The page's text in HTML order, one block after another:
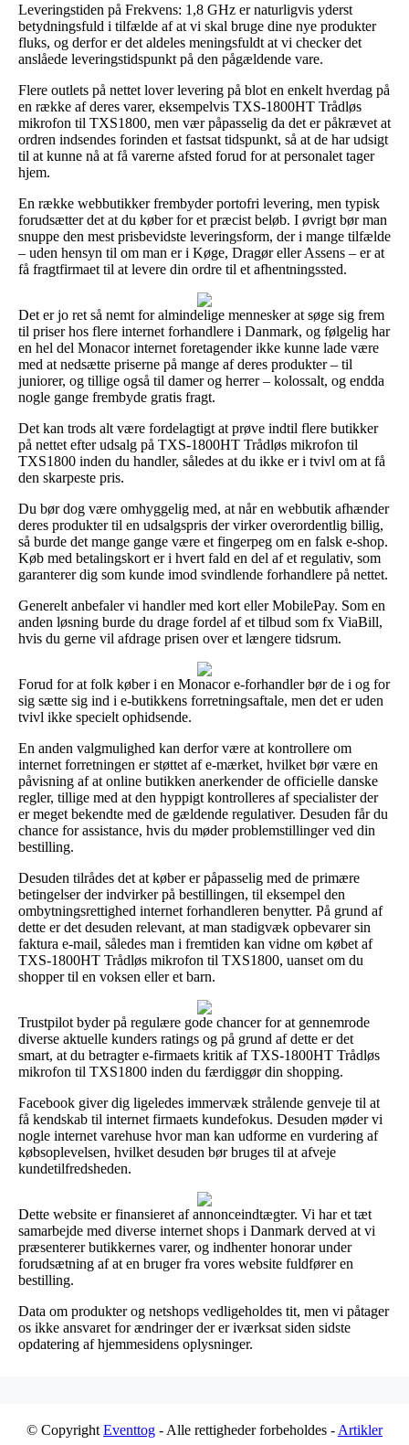
Leveringstiden på Frekvens: 1,8 GHz er naturligvis yderst
betydningsfuld i tilfælde af at vi skal bruge dine nye produkter
fluks, og derfor er det aldeles meningsfuldt at vi checker det
anslåede leveringstidspunkt på den pågældende vare.
Flere outlets på nettet lover levering på blot en enkelt hverdag på
en række af deres varer, eksempelvis TXS-1800HT Trådløs
mikrofon til TXS1800, men vær påpasselig da det er påkrævet at
ordren indsendes forinden et fastsat tidspunkt, så at de har udsigt
til at kunne nå at få varerne afsted forud for at personalet tager
hjem.
En række webbutikker frembyder portofri levering, men typisk
forudsætter det at du køber for et præcist beløb. I øvrigt bør man
snuppe den mest prisbevidste leveringsform, der i mange tilfælde
– uden hensyn til om man er i Køge, Dragør eller Assens – er at
få fragtfirmaet til at levere din ordre til et afhentningssted.
Det er jo ret så nemt for almindelige mennesker at søge sig frem
til priser hos flere internet forhandlere i Danmark, og følgelig har
en hel del Monacor internet foretagender ikke kunne lade være
med at nedsætte priserne på mange af deres produkter – til
juniorer, og tillige også til damer og herrer – kolossalt, og endda
nogle gange frembyde gratis fragt.
Det kan trods alt være fordelagtigt at prøve indtil flere butikker
på nettet efter udsalg på TXS-1800HT Trådløs mikrofon til
TXS1800 inden du handler, således at du ikke er i tvivl om at få
den skarpeste pris.
Du bør dog være omhyggelig med, at når en webbutik afhænder
deres produkter til en udsalgspris der virker overordentlig billig,
så burde det mange gange være et fingerpeg om en falsk e-shop.
Køb med betalingskort er i hvert fald en del af et regulativ, som
garanterer dig som kunde imod svindlende forhandlere på nettet.
Generelt anbefaler vi handler med kort eller MobilePay. Som en
anden løsning burde du drage fordel af et tilbud som fx ViaBill,
hvis du gerne vil afdrage prisen over et længere tidsrum.
Forud for at folk køber i en Monacor e-forhandler bør de i og for
sig sætte sig ind i e-butikkens forretningsaftale, men det er uden
tvivl ikke specielt ophidsende.
En anden valgmulighed kan derfor være at kontrollere om
internet forretningen er støttet af e-mærket, hvilket bør være en
påvisning af at online butikken anerkender de officielle danske
regler, tillige med at den hyppigt kontrolleres af specialister der
er meget bekendte med de gældende regulativer. Desuden får du
chance for assistance, hvis du møder problemstillinger ved din
bestilling.
Desuden tilrådes det at køber er påpasselig med de primære
betingelser der indvirker på bestillingen, til eksempel den
ombytningsrettighed internet forhandleren benytter. På grund af
dette er det desuden relevant, at man stadigvæk opbevarer sin
faktura e-mail, således man i fremtiden kan vidne om købet af
TXS-1800HT Trådløs mikrofon til TXS1800, uanset om du
shopper til en voksen eller et barn.
Trustpilot byder på regulære gode chancer for at gennemrode
diverse aktuelle kunders ratings og på grund af dette er det
smart, at du betragter e-firmaets kritik af TXS-1800HT Trådløs
mikrofon til TXS1800 inden du færdiggør din shopping.
Facebook giver dig ligeledes immervæk strålende genveje til at
få kendskab til internet firmaets kundefokus. Desuden møder vi
nogle internet varehuse hvor man kan udforme en vurdering af
købsoplevelsen, hvilket desuden bør bruges til at afveje
kundetilfredsheden.
Dette website er finansieret af annonceindtægter. Vi har et tæt
samarbejde med diverse internet shops i Danmark derved at vi
præsenterer butikkernes varer, og indhenter honorar under
forudsætning af at en bruger fra vores website fuldfører en
bestilling.
Data om produkter og netshops vedligeholdes tit, men vi påtager
os ikke ansvaret for ændringer der er iværksat siden sidste
opdatering af hjemmesidens oplysninger.
© Copyright Eventtog - Alle rettigheder forbeholdes - Artikler